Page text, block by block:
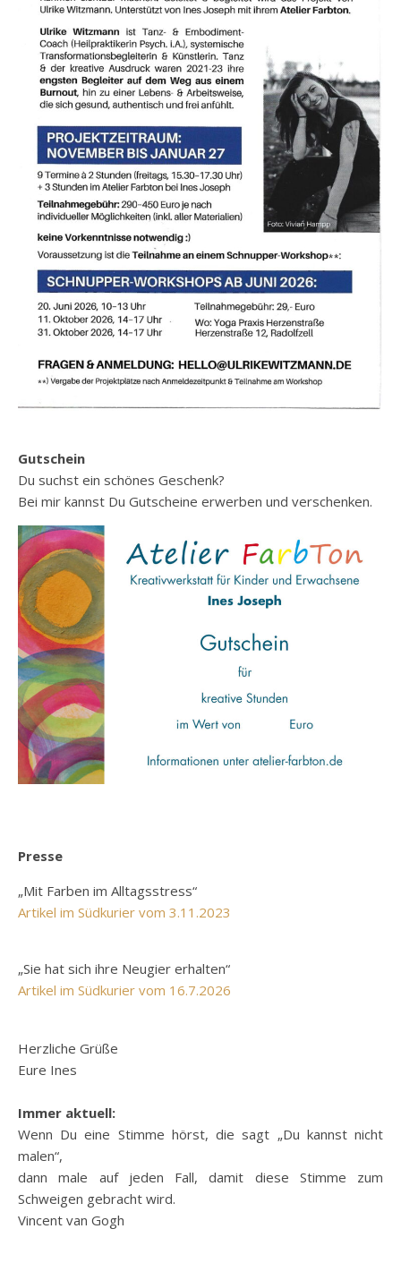
Gutschein
Du suchst ein schönes Geschenk?
Bei mir kannst Du Gutscheine erwerben und verschenken.
Presse
„Mit Farben im Alltagsstress“
Artikel im Südkurier vom 3.11.2023
„Sie hat sich ihre Neugier erhalten“
Artikel im Südkurier vom 16.7.2026
Herzliche Grüße
Eure Ines
Immer aktuell:
Wenn Du eine Stimme hörst, die sagt „Du kannst nicht
malen“,
dann male auf jeden Fall, damit diese Stimme zum
Schweigen gebracht wird.
Vincent van Gogh